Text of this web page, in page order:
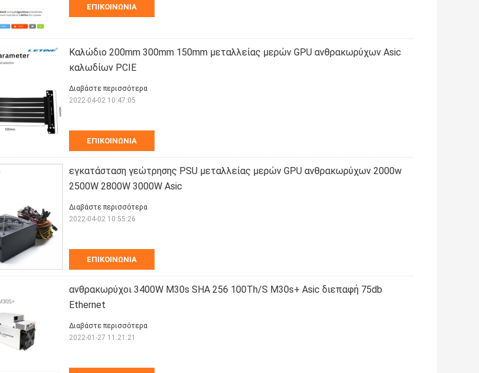
ΕΠΙΚΟΙΝΩΝΊΑ
Καλώδιο 200mm 300mm 150mm μεταλλείας μερών GPU ανθρακωρύχων Asic
καλωδίων PCIE
ΕΠΙΚΟΙΝΩΝΊΑ
Διαβάστε περισσότερα
2022-04-02 10:47:05
εγκατάσταση γεώτρησης PSU μεταλλείας μερών GPU ανθρακωρύχων 2000w
2500W 2800W 3000W Asic
ΕΠΙΚΟΙΝΩΝΊΑ
Διαβάστε περισσότερα
2022-04-02 10:55:26
ανθρακωρύχοι 3400W M30s SHA 256 100Th/S M30s+ Asic διεπαφή 75db
Ethernet
Διαβάστε περισσότερα
2022-01-27 11:21:21